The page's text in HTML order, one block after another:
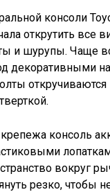
консоли
открутить все
и шурупы. Чаще
декоративными
консоль
вокруг
резко, чтобы